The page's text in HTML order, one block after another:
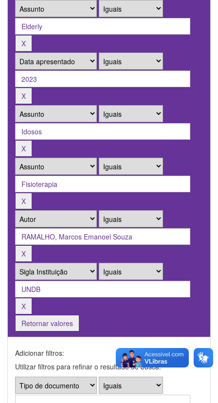
Retornar valores
Adicionar filtros:
Utilizar filtros para refinar o resultado de busca.